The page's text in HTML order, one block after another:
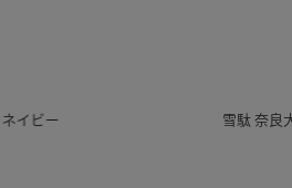
染め 【レディース】｜R1162